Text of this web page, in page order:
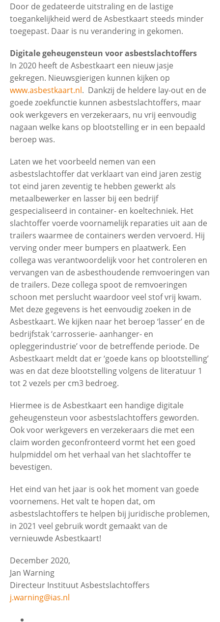
Door de gedateerde uitstraling en de lastige
toegankelijkheid werd de Asbestkaart steeds minder
toegepast. Daar is nu verandering in gekomen.
Digitale geheugensteun voor asbestslachtoffers
In 2020 heeft de Asbestkaart een nieuw jasje
gekregen. Nieuwsgierigen kunnen kijken op
www.asbestkaart.nl. Dankzij de heldere lay-out en de
goede zoekfunctie kunnen asbestslachtoffers, maar
ook werkgevers en verzekeraars, nu vrij eenvoudig
nagaan welke kans op blootstelling er in een bepaald
beroep was.
Laten we het voorbeeld nemen van een
asbestslachtoffer dat verklaart van eind jaren zestig
tot eind jaren zeventig te hebben gewerkt als
metaalbewerker en lasser bij een bedrijf
gespecialiseerd in container- en koeltechniek. Het
slachtoffer voerde voornamelijk reparaties uit aan de
trailers waarmee de containers werden vervoerd. Hij
verving onder meer bumpers en plaatwerk. Een
collega was verantwoordelijk voor het controleren en
vervangen van de asbesthoudende remvoeringen van
de trailers. Deze collega spoot de remvoeringen
schoon met perslucht waardoor veel stof vrij kwam.
Met deze gegevens is het eenvoudig zoeken in de
Asbestkaart. We kijken naar het beroep ‘lasser’ en de
bedrijfstak ‘carrosserie- aanhanger- en
opleggerindustrie’ voor de betreffende periode. De
Asbestkaart meldt dat er ‘goede kans op blootstelling’
was en dat deze blootstelling volgens de literatuur 1
tot 2 vezels per cm3 bedroeg.
Hiermee is de Asbestkaart een handige digitale
geheugensteun voor asbestslachtoffers geworden.
Ook voor werkgevers en verzekeraars die met een
claim worden geconfronteerd vormt het een goed
hulpmiddel om het verhaal van het slachtoffer te
bevestigen.
Het eind van het jaar is ook het moment van goede
voornemens. Het valt te hopen dat, om
asbestslachtoffers te helpen bij juridische problemen,
in 2021 veel gebruik wordt gemaakt van de
vernieuwde Asbestkaart!
December 2020,
Jan Warning
Directeur Instituut Asbestslachtoffers
j.warning@ias.nl